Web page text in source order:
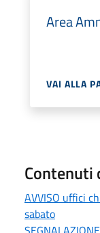
Area
VAI ALLA
Contenuti
AVVISO uffici
sabato